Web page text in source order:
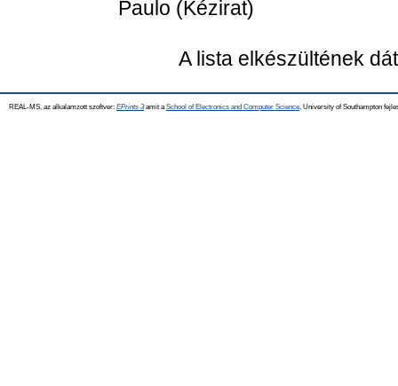
Paulo (Kézirat)
A lista elkészültének
REAL-MS, az alkalamzott szoftver: EPrints 3amit a School of Electronics and Computer Science , University of Southampton